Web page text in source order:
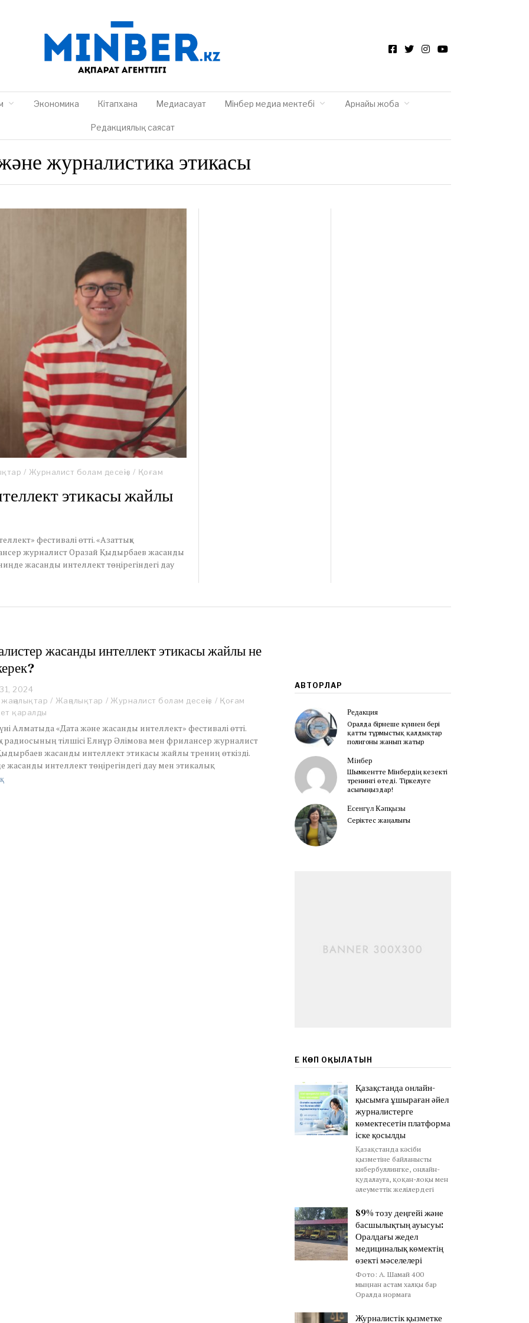
Экономика Кітапхана Медиасауат Мінбер медиа мектебі Арнайы жоба
Редакциялық саясат
журналистика этикасы
/ Журналист болам десеңіз / Қоғам
этикасы жайлы
фестивалі өтті. «Азаттық»
журналист Оразай Қыдырбаев жасанды
жасанды интеллект төңірегіндегі дау
жасанды интеллект этикасы жайлы не
2024
c
t
b
e
r
3
/ Жаңалықтар / Журналист болам десеңіз / Қоғам
қаралды
Алматыда «Дата және жасанды интеллект» фестивалі өтті.
радиосының тілшісі Елнұр Әлімова мен фрилансер журналист
жасанды интеллект этикасы жайлы трениң өткізді.
жасанды интеллект төңірегіндегі дау мен этикалық
АВТОРЛАР
Редакция
Оралда бірнеше күннен бері
қатты тұрмыстық қалдықтар
полигоны жанып жатыр
Мінбер
Шымкентте Мінбердің кезекті
тренингі өтеді. Тіркелуге
асығыңыздар!
Есенгүл Кәпқызы
Серіктес жаңалығы
ЕҢ КӨП ОҚЫЛАТЫН
Қазақстанда онлайн-
қысымға ұшыраған әйел
журналистерге
көмектесетін платформа
іске қосылды
Қазақстанда кәсіби
қызметіне байланысты
кибербуллингке, онлайн-
қудалауға, қоқан-лоқы мен
әлеуметтік желілердегі
89% тозу деңгейі және
басшылықтың ауысуы:
Оралдағы жедел
медициналық көмектің
өзекті мәселелері
Фото: А. Шамай 400
мыңнан астам халқы бар
Оралда нормаға
Журналистік қызметке